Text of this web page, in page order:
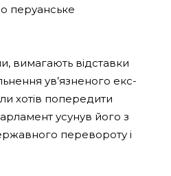
перуанське
вимагають відставки
ув’язненого екс-
хотів попередити
усунув його з
перевороту і